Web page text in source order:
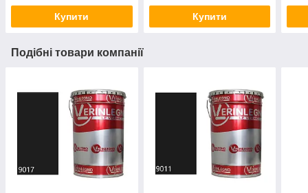
Купити Купити
Подібні товари компанії